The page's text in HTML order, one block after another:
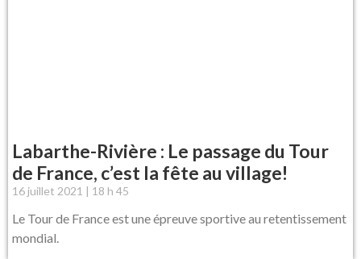
Labarthe-Rivière : Le passage du Tour
de France, c’est la fête au village!
16 juillet 2021 18 h 45
Le Tour de France est une épreuve sportive au retentissement
mondial.